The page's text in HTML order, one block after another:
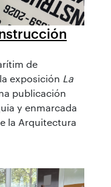
de
exposición La
publicación
y enmarcada
la Arquitectura